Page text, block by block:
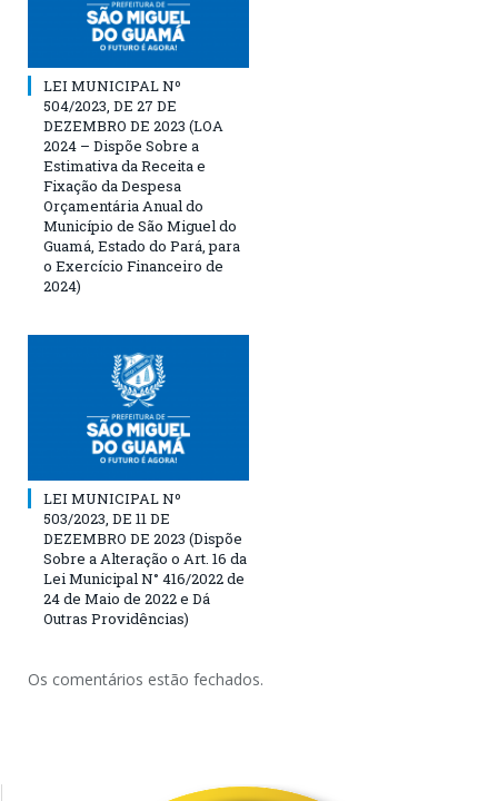
LEI MUNICIPAL Nº
504/2023, DE 27 DE
DEZEMBRO DE 2023 (LOA
2024 – Dispõe Sobre a
Estimativa da Receita e
Fixação da Despesa
Orçamentária Anual do
Município de São Miguel do
Guamá, Estado do Pará, para
o Exercício Financeiro de
2024)
LEI MUNICIPAL Nº
503/2023, DE 11 DE
DEZEMBRO DE 2023 (Dispõe
Sobre a Alteração o Art. 16 da
Lei Municipal N° 416/2022 de
24 de Maio de 2022 e Dá
Outras Providências)
Os comentários estão fechados.